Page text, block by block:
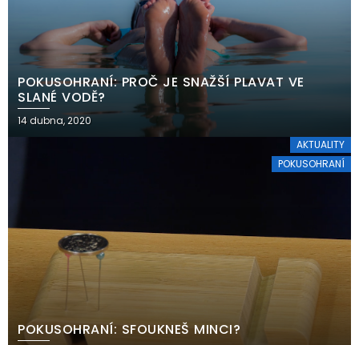
POKUSOHRANÍ: PROČ JE SNAŽŠÍ PLAVAT VE
SLANÉ VODĚ?
14 dubna, 2020
AKTUALITY
POKUSOHRANÍ
POKUSOHRANÍ: SFOUKNEŠ MINCI?